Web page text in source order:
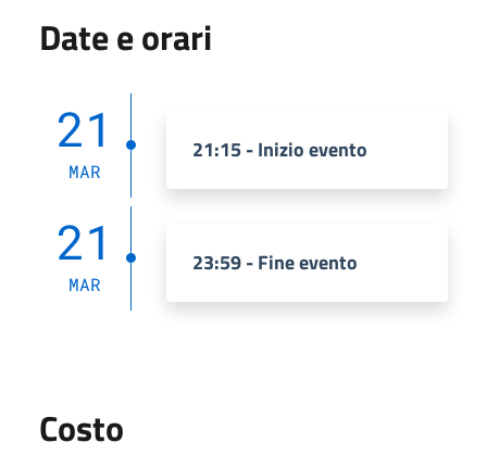
Date e orari
21
MAR
21:15 - Inizio evento
21
MAR
23:59 - Fine evento
Costo